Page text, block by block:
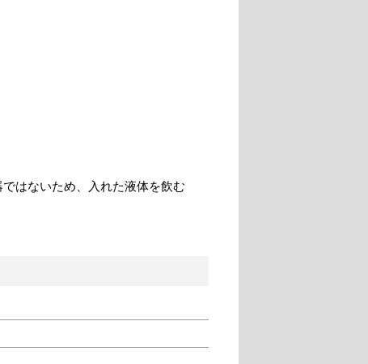
はないため、入れた液体を飲む